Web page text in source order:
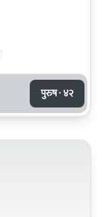
पुरुष · ४२